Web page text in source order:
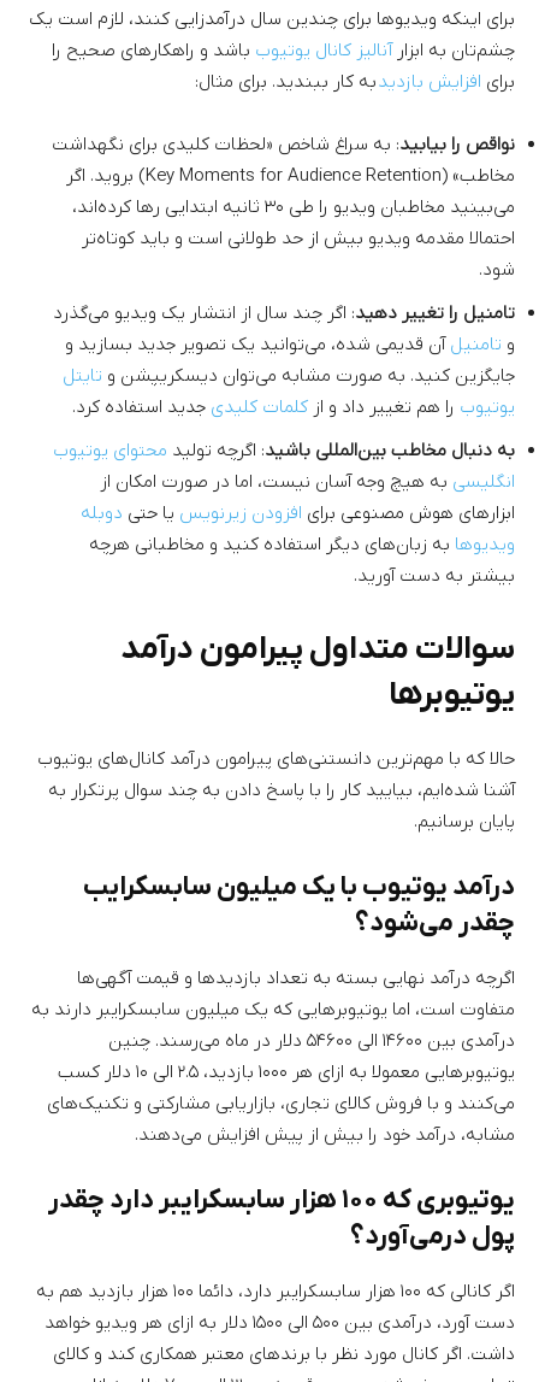
برای اینکه ویدیوها برای چندین سال درآمدزایی کنند، لازم است یک
چشم‌تان به ابزارآنالیز کانال یوتیوب باشد و راهکارهای صحیح را
برای افزایش بازدیدبه کار ببندید. برای مثال:
نواقص را بیابید: به سراغ شاخص «لحظات کلیدی برای نگهداشت
مخاطب» (Key Moments for Audience Retention) بروید. اگر
می‌بینید مخاطبان ویدیو را طی ۳۰ ثانیه ابتدایی رها کرده‌اند،‌
احتمالا مقدمه ویدیو بیش از حد طولانی است و باید کوتاه‌تر
شود.
تامنیل را تغییر دهید: اگر چند سال از انتشار یک ویدیو می‌گذرد
و تامنیل آن قدیمی شده، می‌توانید یک تصویر جدید بسازید و
جایگزین کنید. به صورت مشابه می‌توان دیسکریپشن و تایتل
یوتیوب را هم تغییر داد و از کلمات کلیدی جدید استفاده کرد.
به دنبال مخاطب بین‌المللی باشید: اگرچه تولید محتوای یوتیوب
انگلیسی به هیچ وجه آسان نیست، اما در صورت امکان از
ابزارهای هوش مصنوعی برای افزودن زیرنویس یا حتی دوبله
ویدیوها به زبان‌های دیگر استفاده کنید و مخاطبانی هرچه
بیشتر به دست آورید.
سوالات متداول پیرامون درآمد
یوتیوبرها
حالا که با مهم‌ترین دانستنی‌های پیرامون درآمد کانال‌های یوتیوب
آشنا شده‌ایم، بیایید کار را با پاسخ دادن به چند سوال پرتکرار به
پایان برسانیم.
درآمد یوتیوب با یک میلیون سابسکرایب
چقدر می‌شود؟
اگرچه درآمد نهایی بسته به تعداد بازدیدها و قیمت آگهی‌ها
متفاوت است، اما یوتیوبرهایی که یک میلیون سابسکرایبر دارند به
درآمدی بین ۱۴۶۰۰ الی ۵۴۶۰۰ دلار در ماه می‌رسند. چنین
یوتیوبرهایی معمولا به ازای هر ۱۰۰۰ بازدید، ۲.۵ الی ۱۰ دلار کسب
می‌کنند و با فروش کالای تجاری، بازاریابی مشارکتی و تکنیک‌های
مشابه، درآمد خود را بیش از پیش افزایش می‌دهند.
یوتیوبری که ۱۰۰ هزار سابسکرایبر دارد چقدر
پول درمی‌آورد؟
اگر کانالی که ۱۰۰ هزار سابسکرایبر دارد، دائما ۱۰۰ هزار بازدید هم به
دست آورد، درآمدی بین ۵۰۰ الی ۱۵۰۰ دلار به ازای هر ویدیو خواهد
داشت. اگر کانال مورد نظر با برندهای معتبر همکاری کند و کالای